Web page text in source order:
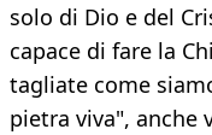
solo di Dio e del
capace di fare la
tagliate come
pietra viva", anche